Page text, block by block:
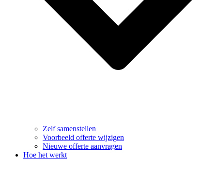
Zelf samenstellen
Voorbeeld offerte wijzigen
Nieuwe offerte aanvragen
Hoe het werkt